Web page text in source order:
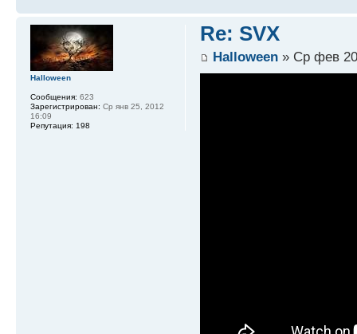
Re: SVX
Halloween» Ср фев
Halloween
Сообщения: 623
Зарегистрирован: Ср янв 25, 2012
16:09
Репутация: 198